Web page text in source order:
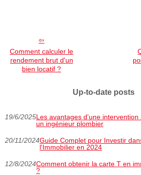
Comment calculer le
rendement brut d'un
bien locatif ?
Up-to-date posts
19/6/2025Les avantages d'une intervention
un ingénieur plombier
20/11/2024Guide Complet pour Investir
l'Immobilier en 2024
12/8/2024Comment obtenir la carte T en
?